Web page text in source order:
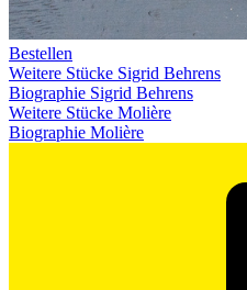
Bestellen
Weitere Stücke Sigrid Behrens
Biographie Sigrid Behrens
Weitere Stücke Molière
Biographie Molière